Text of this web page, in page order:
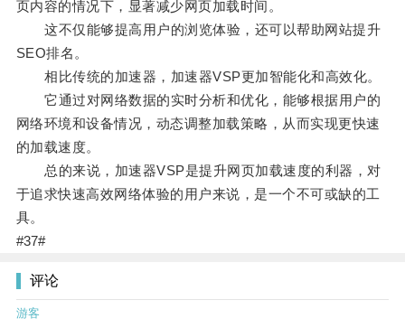
页内容的情况下，显著减少网页加载时间。
这不仅能够提高用户的浏览体验，还可以帮助网站提升
SEO排名。
相比传统的加速器，加速器VSP更加智能化和高效化。
它通过对网络数据的实时分析和优化，能够根据用户的
网络环境和设备情况，动态调整加载策略，从而实现更快速
的加载速度。
总的来说，加速器VSP是提升网页加载速度的利器，对
于追求快速高效网络体验的用户来说，是一个不可或缺的工
具。
#37#
评论
游客